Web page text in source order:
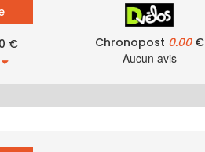
€ Chronopost 0.00€
Aucun avis